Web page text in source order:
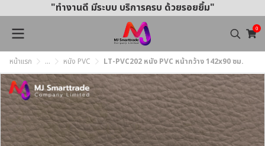
"ทำงานดี มีระบบ บริการครบ ด้วยรอยยิ้ม"
0
หน้าแรก ... หนัง PVC LT-PVC202 หนัง PVC หน้ากว้าง 142x90 ซม.